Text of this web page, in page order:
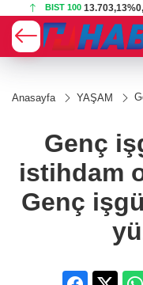
BIST 100 13.703,13
Anasayfa YAŞAM
Genç
istihdam
Genç